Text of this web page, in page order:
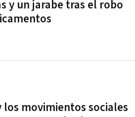
y un jarabe tras el robo
los movimientos sociales